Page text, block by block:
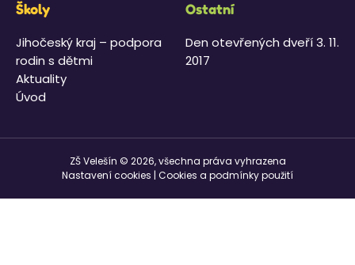
Školy
Jihočeský kraj – podpora
rodin s dětmi
Aktuality
Úvod
Ostatní
Den otevřených dveří 3. 11.
2017
ZŠ Velešín © 2026, všechna práva vyhrazena
Nastavení cookies Cookies a podmínky použití